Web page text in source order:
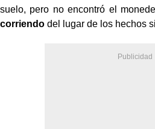
suelo, pero no encontró el
corriendo del lugar de los hechos